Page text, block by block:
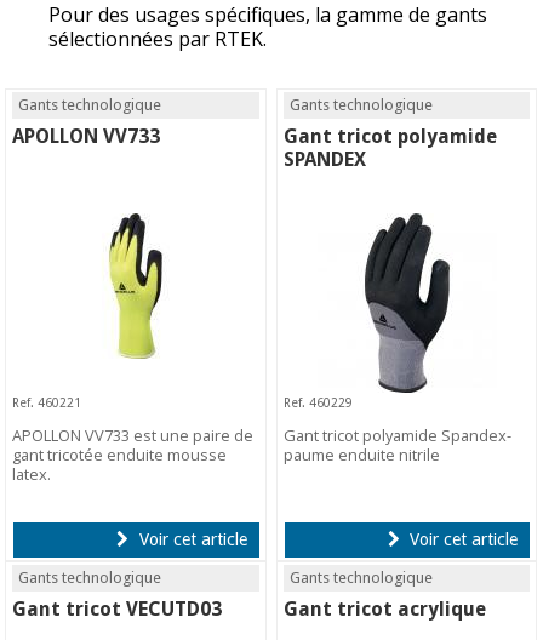
Pour des usages spécifiques, la gamme de gants
sélectionnées par RTEK.
Gants technologique
APOLLON VV733
Ref. 460221
APOLLON VV733 est une paire de
gant tricotée enduite mousse
latex.
Voir cet article
Gants technologique
Gant tricot polyamide
SPANDEX
Ref. 460229
Gant tricot polyamide Spandex-
paume enduite nitrile
Voir cet article
Gants technologique
Gant tricot VECUTD03
Gants technologique
Gant tricot acrylique